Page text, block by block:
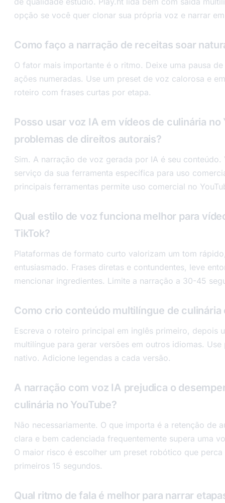
opção se você quer clonar sua própria voz e narrar
Como faço a narração de receitas soar
O fator mais importante é o ritmo. Deixe uma pausa
ações numeradas. Use um preset de voz calorosa e
roteiro com frases curtas por etapa.
Posso usar voz IA em vídeos de culinária no
problemas de direitos autorais?
Sim. A narração de voz gerada por IA é seu
serviço da sua ferramenta específica para uso
principais ferramentas permite uso comercial no
Qual estilo de voz funciona melhor para
TikTok?
Plataformas de formato curto valorizam um tom
entusiasmado. Frases diretas e contundentes, leve
mencionar ingredientes. Limite a narração a 30-45
Como crio conteúdo multilíngue de culinária
Escreva o roteiro principal em inglês primeiro, depois
multilíngue para gerar versões em outros idiomas.
nativo. Adicione legendas a cada versão.
A narração com voz IA prejudica o
culinária no YouTube?
Não necessariamente. O que importa é a retenção de
clara e bem cadenciada frequentemente supera uma
O maior risco é escolher um preset robótico que
primeiros 15 segundos.
Qual ritmo de fala é melhor para narrar